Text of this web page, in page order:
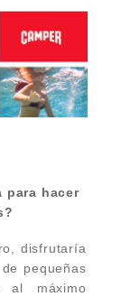
para hacer
disfrutaría
pequeñas
al máximo